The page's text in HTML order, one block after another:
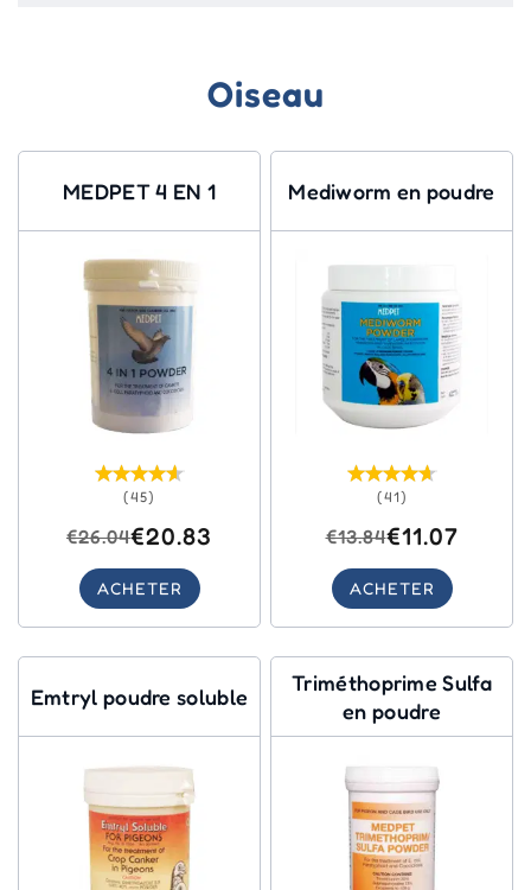
Oiseau
MEDPET 4 EN 1
(45)
€26.04€20.83
ACHETER
Mediworm en poudre
(41)
€13.84€11.07
ACHETER
Emtryl poudre soluble
Triméthoprime Sulfa
en poudre